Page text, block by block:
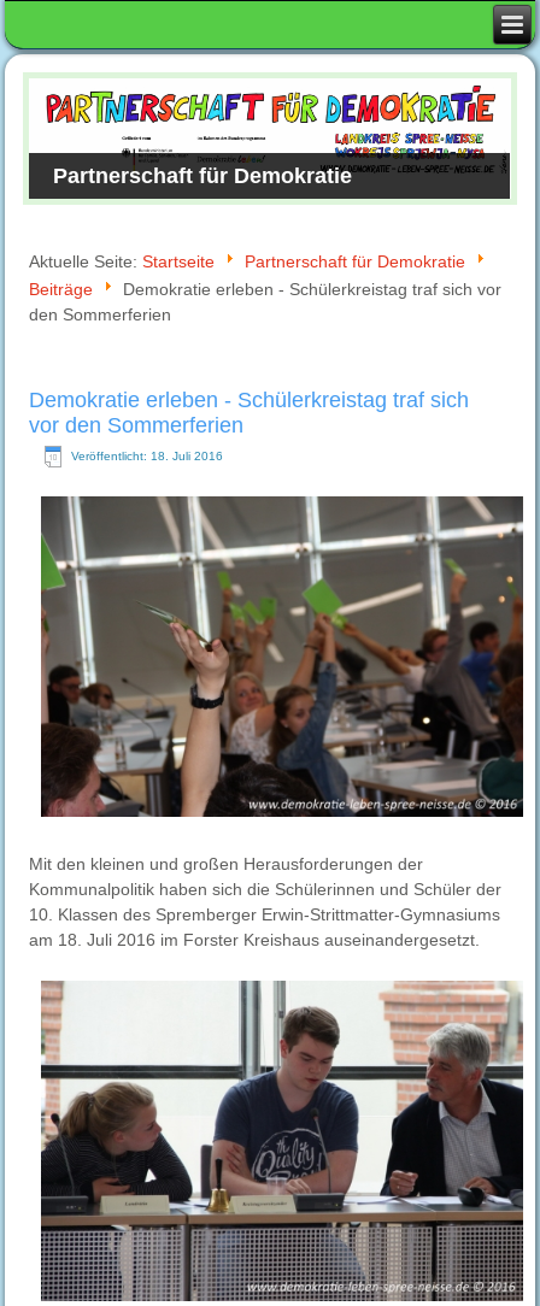
Partnerschaft für Demokratie
Aktuelle Seite:Startseite
Partnerschaft für Demokratie
Beiträge
Demokratie erleben - Schülerkreistag traf sich vor
den Sommerferien
Demokratie erleben - Schülerkreistag traf sich
vor den Sommerferien
Veröffentlicht: 18. Juli 2016
Mit den kleinen und großen Herausforderungen der
Kommunalpolitik haben sich die Schülerinnen und Schüler der
10. Klassen des Spremberger Erwin-Strittmatter-Gymnasiums
am 18. Juli 2016 im Forster Kreishaus auseinandergesetzt.